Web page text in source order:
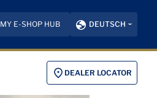
MY E-SHOP HUB DEUTSCH
DEALER LOCATOR